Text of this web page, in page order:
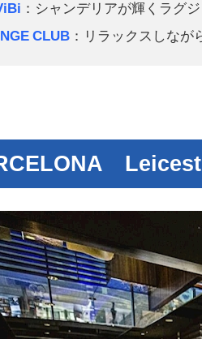
：シャンデリアが輝くラグ
CLUB ：リラックスしなが